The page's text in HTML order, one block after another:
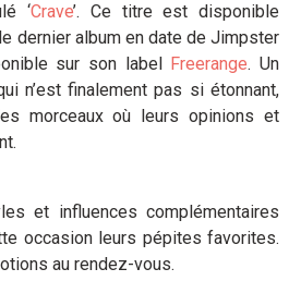
‘Crave’. Ce titre est disponible
dernier album en date de Jimpster
sur son label Freerange. Un
n’est finalement pas si étonnant,
morceaux où leurs opinions et
et influences complémentaires
occasion leurs pépites favorites.
au rendez-vous.